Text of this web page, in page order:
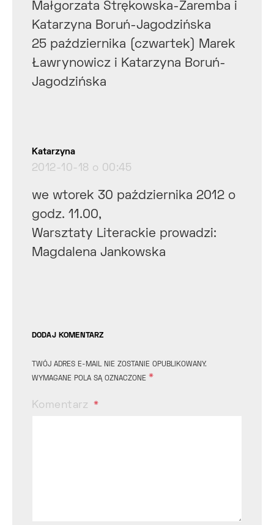
Małgorzata Strękowska-Zaremba i
Katarzyna Boruń-Jagodzińska
25 października (czwartek) Marek
Ławrynowicz i Katarzyna Boruń-
Jagodzińska
Katarzyna
2012-10-18 o 00:45
we wtorek 30 października 2012 o
godz. 11.00,
Warsztaty Literackie prowadzi:
Magdalena Jankowska
DODAJ KOMENTARZ
TWÓJ ADRES E-MAIL NIE ZOSTANIE OPUBLIKOWANY.
WYMAGANE POLA SĄ OZNACZONE *
Komentarz